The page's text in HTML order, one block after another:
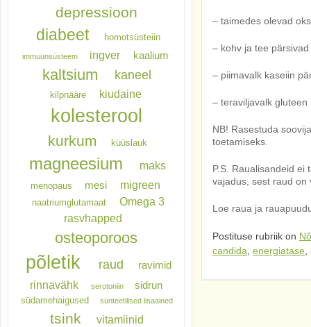
– taimedes olevad
– kohv ja tee
– piimavalk kaseiin
– teraviljavalk
NB! Rasestuda
toetamiseks.
P.S. Raualisandeid ei
vajadus, sest raud on
Loe raua ja
Postituse rubriik on
candida energiatase
depressioon
diabeet homotsüsteiin
immuunsüsteem ingver kaalium
kaltsium kaneel
kilpnääre kiudaine
kolesterool
kurkum küüslauk
magneesium maks
menopaus mesi migreen
naatriumglutamaat
Omega 3
rasvhapped
osteoporoos
põletik raud ravimid
rinnavähk serotoniin sidrun
südamehaigused sünteetilised lisaained
tsink vitamiinid